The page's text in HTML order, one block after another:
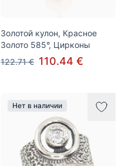
Золотой кулон, Красное
Золото 585°, Цирконы
122.71 € 110.44 €
Нет в наличии